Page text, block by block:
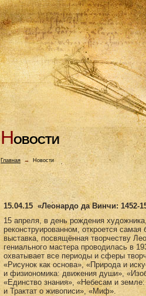
НОВОСТИ
Главная→ Новости
15.04.15 «Леонардо да Винчи: 1452-
15 апреля, в день рождения
реконструированном, откроется
выставка, посвящённая творчеству
гениального мастера проводилась в
охватывает все периоды и сферы
«Рисунок как основа», «Природа и
и физиономика: движения души»,
«Единство знания», «Небесам и
и Трактат о живописи», «Миф».